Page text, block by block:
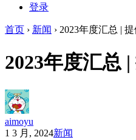
登录
首页 › 新闻 › 2023年度汇总 |
2023年度汇总
aimoyu
1 3 月, 2024新闻